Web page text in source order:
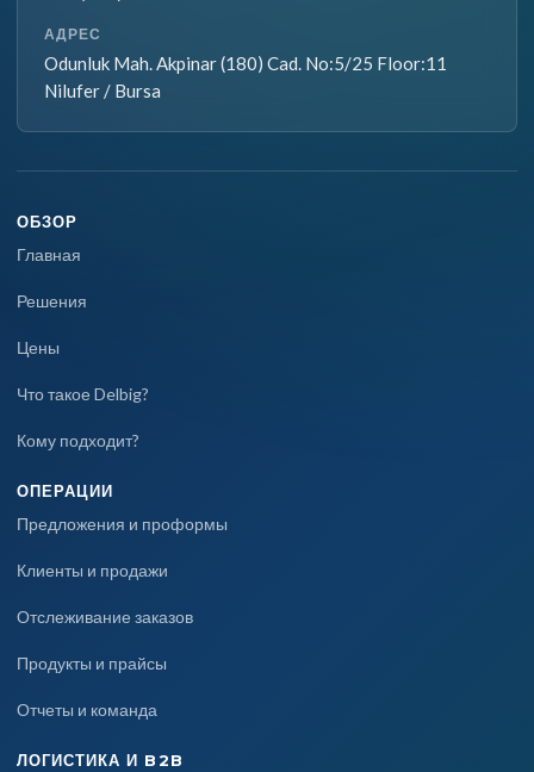
АДРЕС
Odunluk Mah. Akpinar (180) Cad. No:5/25 Floor:11
Nilufer / Bursa
ОБЗОР
Главная
Решения
Цены
Что такое Delbig?
Кому подходит?
ОПЕРАЦИИ
Предложения и проформы
Клиенты и продажи
Отслеживание заказов
Продукты и прайсы
Отчеты и команда
ЛОГИСТИКА И B2B